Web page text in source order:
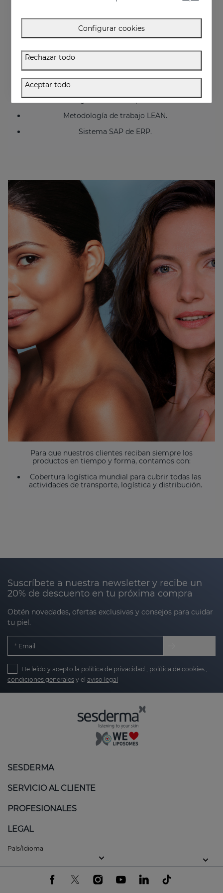
Certificado BPF. (BPF-Buenas Prácticas de
Agencia Española del Medicamento).
ISO 22716 Producto cosméticos: BPF-Buenas
ISO 13485 Productos Sanitarios. Sistemas de
gestión de la calidad. Requisitos para fines
reglamentarios (Mediderma).
Manufacturing Execution System (MES), sistema
de gestión en tiempo real.
Metodología de trabajo LEAN.
Sistema SAP de ERP.
Para que nuestros clientes reciban siempre los
productos en tiempo y forma, contamos con:
Cobertura logística mundial para cubrir todas las
actividades de transporte, logística y distribución.
Suscríbete a nuestra newsletter y recibe un
20% de descuento en tu próxima compra
Obtén novedades, ofertas exclusivas y consejos para cuidar
tu piel.
Email
He leído y acepto la política de privacidad política de cookies
condiciones generales y el aviso legal
SESDERMA
SERVICIO AL CLIENTE
PROFESIONALES
LEGAL
País/Idioma
Configurar cookies
Rechazar todo
Aceptar todo